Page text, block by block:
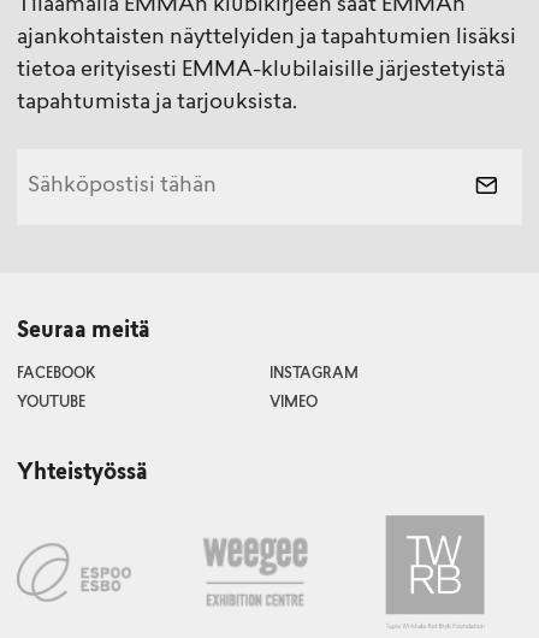
Tilaamalla EMMAn klubikirjeen saat EMMAn
ajankohtaisten näyttelyiden ja tapahtumien lisäksi
tietoa erityisesti EMMA-klubilaisille järjestetyistä
tapahtumista ja tarjouksista.
Seuraa meitä
FACEBOOK
INSTAGRAM
YOUTUBE
VIMEO
Yhteistyössä